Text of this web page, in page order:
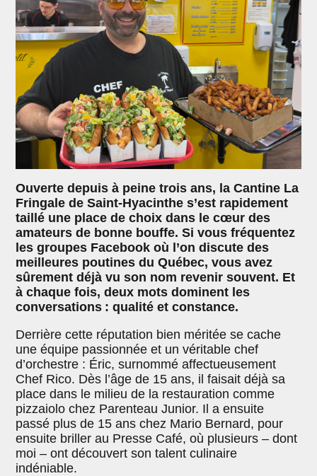
Ouverte depuis à peine trois ans, la Cantine La
Fringale de Saint-Hyacinthe s’est rapidement
taillé une place de choix dans le cœur des
amateurs de bonne bouffe. Si vous fréquentez
les groupes Facebook où l’on discute des
meilleures poutines du Québec, vous avez
sûrement déjà vu son nom revenir souvent. Et
à chaque fois, deux mots dominent les
conversations : qualité et constance.
Derrière cette réputation bien méritée se cache
une équipe passionnée et un véritable chef
d’orchestre : Éric, surnommé affectueusement
Chef Rico. Dès l’âge de 15 ans, il faisait déjà sa
place dans le milieu de la restauration comme
pizzaiolo chez Parenteau Junior. Il a ensuite
passé plus de 15 ans chez Mario Bernard, pour
ensuite briller au Presse Café, où plusieurs – dont
moi – ont découvert son talent culinaire
indéniable.